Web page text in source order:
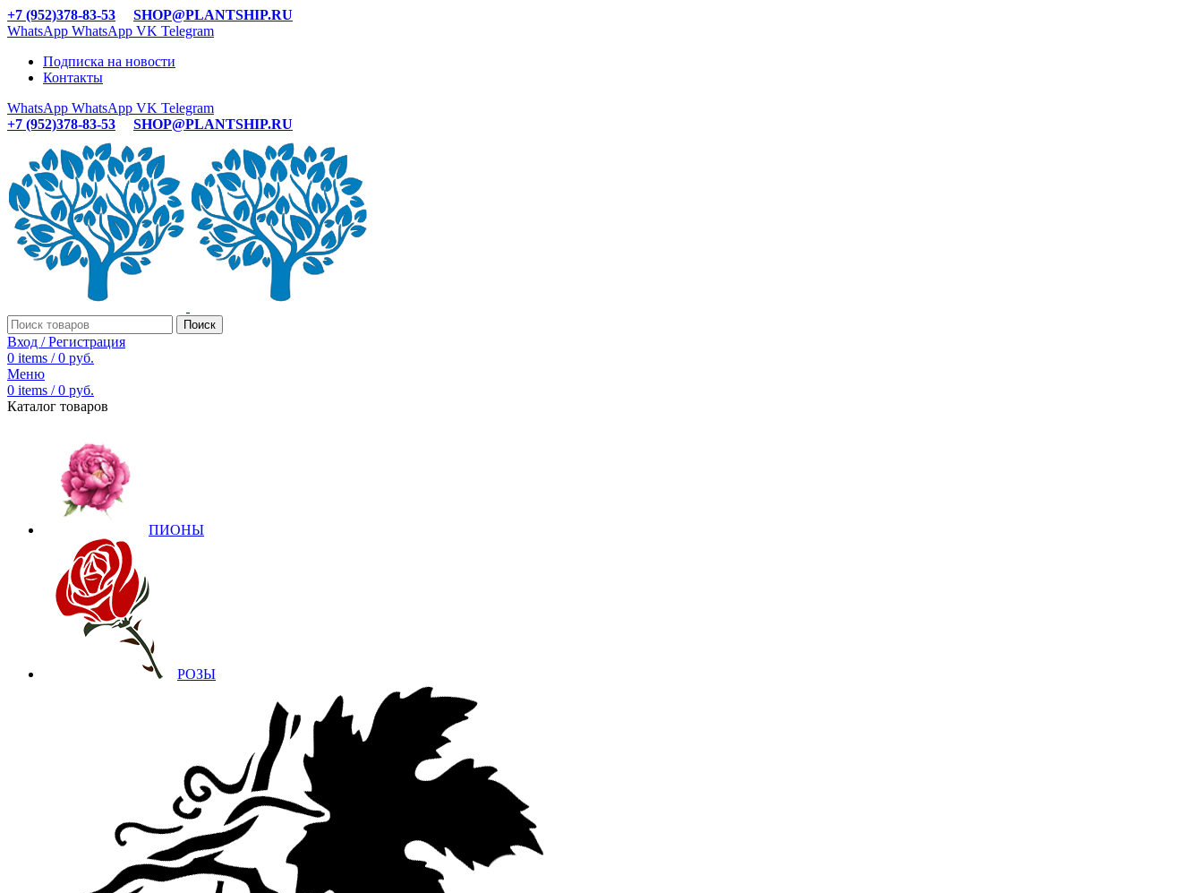
+7 (952)378-83-53
SHOP@PLANTSHIP.RU
WhatsApp WhatsApp VK Telegram
Подписка на новости
Контакты
WhatsApp WhatsApp VK Telegram
+7 (952)378-83-53
SHOP@PLANTSHIP.RU
Поиск
Вход / Регистрация
0 items / 0 руб.
Меню
0 items / 0 руб.
Каталог товаров
ПИОНЫ
РОЗЫ